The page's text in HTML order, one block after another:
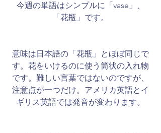
今週の単語はシンプルに「vase」、
「花瓶」です。
意味は日本語の「花瓶」とほぼ同じで
す。花をいけるのに使う筒状の入れ物
です。難しい言葉ではないのですが、
注意点が一つだけ。アメリカ英語とイ
ギリス英語では発音が変わります。